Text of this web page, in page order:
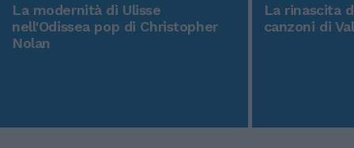
La modernità di Ulisse
nell'Odissea pop di Christopher
Nolan
La rinascita
canzoni di